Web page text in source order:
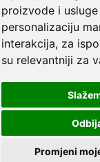
proizvode i
personalizaciju
interakcija, za
su relevantniji za
Promjeni
zadržana.